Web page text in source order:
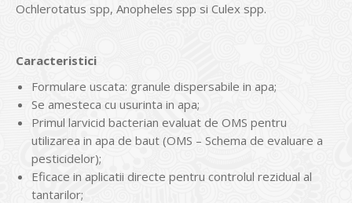
Ochlerotatus spp, Anopheles spp si Culex spp.
Caracteristici
Formulare uscata: granule dispersabile in apa;
Se amesteca cu usurinta in apa;
Primul larvicid bacterian evaluat de OMS pentru
utilizarea in apa de baut (OMS – Schema de evaluare a
pesticidelor);
Eficace in aplicatii directe pentru controlul rezidual al
tantarilor;